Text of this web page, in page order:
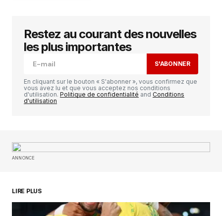
Votre adresse e-mail ne sera pas publiée. Les
champs obligatoires sont indiqués avec
Enregistrer mon nom, mon e-mail et mon
commentaire.
Restez au courant des nouvelles
les plus importantes
S'ABONNER
En cliquant sur le bouton « S'abonner », vous confirmez que
vous avez lu et que vous acceptez nos conditions
d'utilisation. Politique de confidentialité and Conditions
d'utilisation
ANNONCE
LIRE PLUS